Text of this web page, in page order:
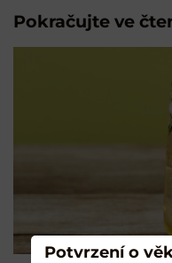
Pokračujte ve
Potvrzení o